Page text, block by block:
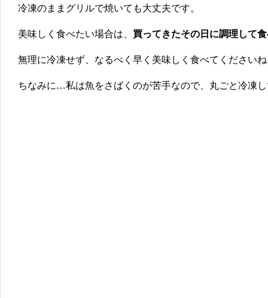
冷凍のままグリルで焼いても大丈夫です。
美味しく食べたい場合は、 買ってきたその日に調理して
無理に冷凍せず、なるべく早く美味しく食べてください
ちなみに…私は魚をさばくのが苦手なので、丸ごと冷凍